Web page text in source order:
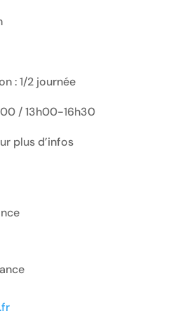
: 1/2 journée
/ 13h00-16h30
plus d’infos